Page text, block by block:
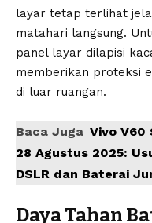
layar tetap terlihat
matahari langsung.
panel layar dilapisi
memberikan proteksi
di luar ruangan.
Baca Juga Vivo V60
28 Agustus 2025:
DSLR dan Baterai
Daya Tahan